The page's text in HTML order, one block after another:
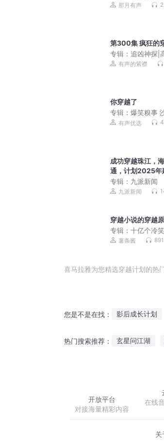
那月有声
第300集 疯狂的
专辑： 追凶神探|
理、都市悬疑|多
有声的紫襟
你穿越了
专辑： 爆笑糗事
有声优选
成功穿越珠江，
通，计划2025年
专辑： 九派新闻
九派新闻
穿越小说的穿越
专辑： 十亿个冷
薯条酱
喜马拉雅为您精选穿越计划的热
您是不是在找： 影后成长计划
热门搜索推荐： 玄星问江湖
开放平台
对接海量精彩内容
在线
关